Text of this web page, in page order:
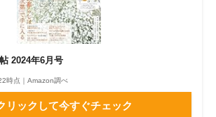
専門サイト
応用
メディア
2024年6月号
時点｜Amazon調べ
リックして今すぐチェック